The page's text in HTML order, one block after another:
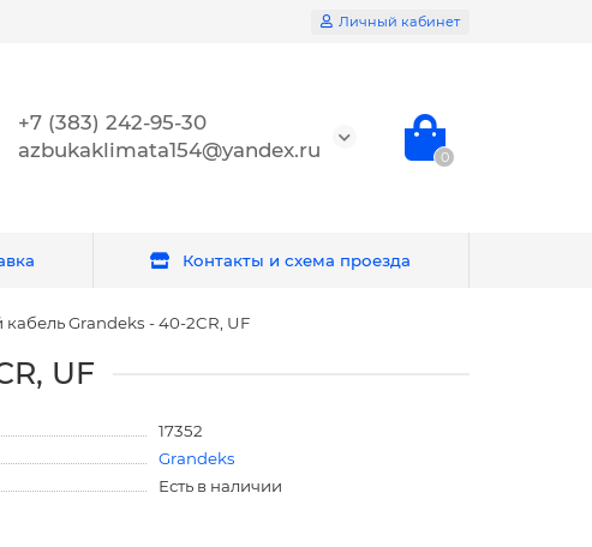
Личный кабинет
+7 (383) 242-95-30
azbukaklimata154@yandex.ru
0
Контакты и схема проезда
Grandeks - 40-2CR, UF
UF
17352
Grandeks
Есть в наличии